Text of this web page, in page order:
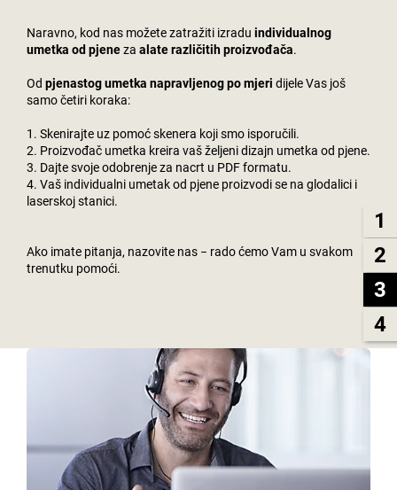
1
2
3
4
Naravno, kod nas možete zatražiti izradu individualnog
umetka od pjeneza alate različitih proizvođača.
Od pjenastog umetka napravljenog po mjeri dijele Vas još
samo četiri koraka:
1. Skenirajte uz pomoć skenera koji smo isporučili.
2. Proizvođač umetka kreira vaš željeni dizajn umetka od pjene.
3. Dajte svoje odobrenje za nacrt u PDF formatu.
4. Vaš individualni umetak od pjene proizvodi se na glodalici i
laserskoj stanici.
Ako imate pitanja, nazovite nas − rado ćemo Vam u svakom
trenutku pomoći.